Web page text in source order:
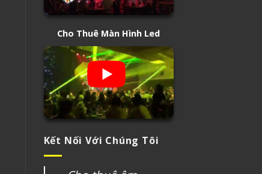
Cho Thuê Màn Hình Led
Kết Nối Với Chúng Tôi